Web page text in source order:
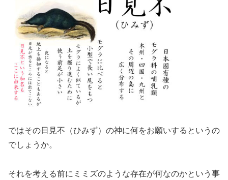
ではその日見不（ひみず）の神に何をお願いするというの
でしょうか。
それを考える前にミミズのような存在が何なのかという事